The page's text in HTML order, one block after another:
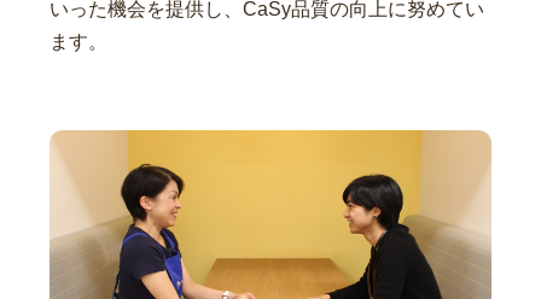
いった機会を提供し、CaSy品質の向上に努めてい
ます。